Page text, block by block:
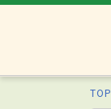
TOP